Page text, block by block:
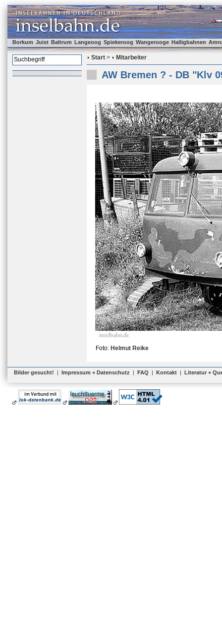
Borkum Juist Baltrum Langeoog Spiekeroog Wangerooge Halligbahnen
Start > Mitarbeiter
AW Bremen ? - DB "Klv
Foto: Helmut Reike
Bilder gesucht! | Impressum + Datenschutz | FAQ | Kontakt | Literatur +